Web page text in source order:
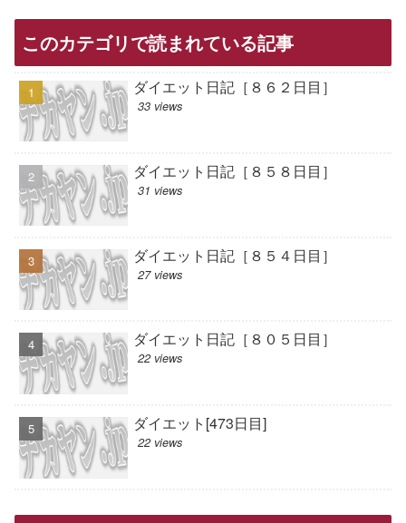
このカテゴリで読まれている記事
ダイエット日記［８６２日目］
33 views
ダイエット日記［８５８日目］
31 views
ダイエット日記［８５４日目］
27 views
ダイエット日記［８０５日目］
22 views
ダイエット[473日目]
22 views